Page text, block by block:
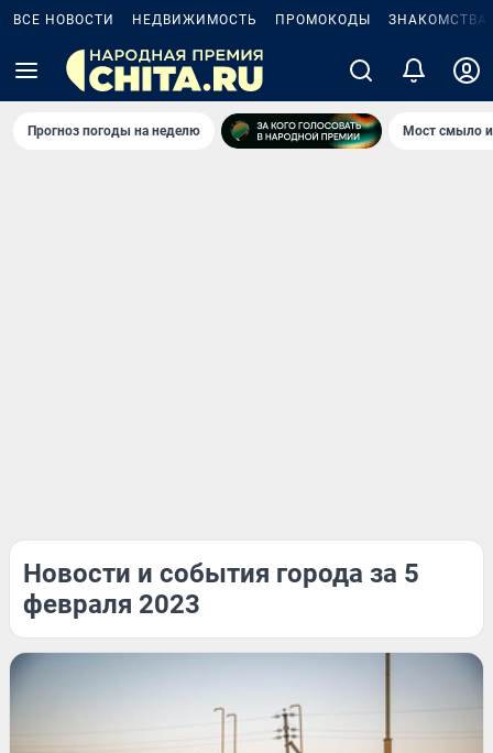
ВСЕ НОВОСТИ НЕДВИЖИМОСТЬ ПРОМОКОДЫ ЗНАКОМСТВА
Прогноз погоды на неделю Мост смыло
Новости и события города за 5
февраля 2023